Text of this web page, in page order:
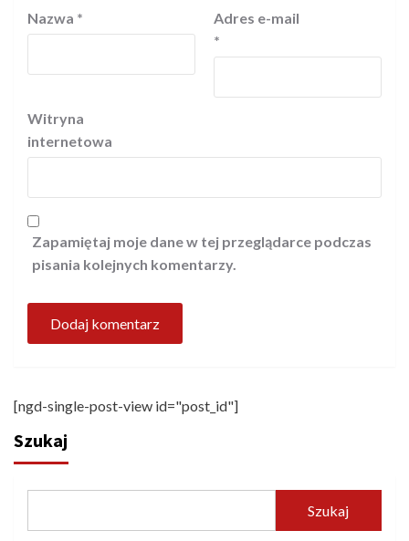
Nazwa *
Adres e-mail
*
Witryna
internetowa
Zapamiętaj moje dane w tej przeglądarce podczas
pisania kolejnych komentarzy.
[ngd-single-post-view id="post_id"]
Szukaj
Szukaj